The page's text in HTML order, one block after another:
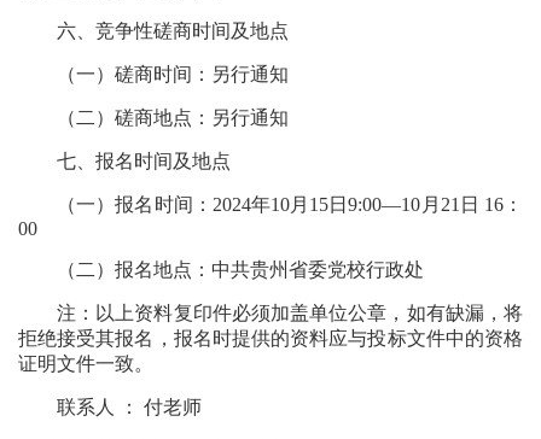
六、竞争性磋商时间及地点
（一）磋商时间：另行通知
（二）磋商地点：另行通知
七、报名时间及地点
（一）报名时间：2024年10月15日9:00—10月21日 16：
00
（二）报名地点：中共贵州省委党校行政处
注：以上资料复印件必须加盖单位公章，如有缺漏，将
拒绝接受其报名，报名时提供的资料应与投标文件中的资格
证明文件一致。
联系人 ： 付老师